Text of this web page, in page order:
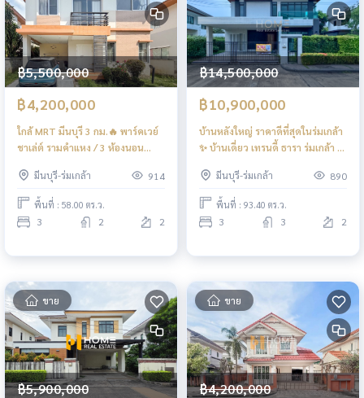
฿5,500,000
฿4,200,000
ใกล้ MRT มีนบุรี 3 กม.🔥 พาร์คเวย์
ชาเล่ต์ รามคำแหง / 3 ห้องนอน
Ramkhamhaeng / 3 Bedrooms
(FOR SALE) AA259
มีนบุรี-ร่มเกล้า 914
พื้นที่ : 58.00 ตร.ว.
3 2 2
฿14,500,000
฿10,900,000
บ้านหลังใหญ่ ราคาดีที่สุดในร่มเกล้า
✨ บ้านเดี่ยว เทรนดี้ ธารา ร่มเกล้า /
Romklao / Detached House 3
Bedrooms (FOR SALE) AA431
มีนบุรี-ร่มเกล้า 890
พื้นที่ : 93.40 ตร.ว.
3 3 2
ขาย
฿5,900,000
ขาย
฿4,200,000